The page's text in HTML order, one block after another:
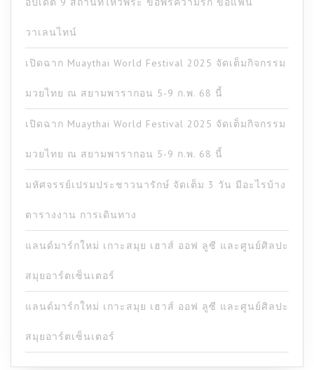
วาเลนไทน์
เปิดฉาก Muaythai World Festival 2025 จัดเต็มกิจกรรม
มวยไทย ณ สยามพารากอน 5-9 ก.พ. 68 นี้
เปิดฉาก Muaythai World Festival 2025 จัดเต็มกิจกรรม
มวยไทย ณ สยามพารากอน 5-9 ก.พ. 68 นี้
มหัศจรรย์เปรมประชาวนารักษ์ จัดเต็ม 3 วัน มีอะไรบ้าง
ตารางงาน การเดินทาง
แลนด์มาร์กใหม่ เกาะสมุย เฮาส์ ออฟ ลูซี และศูนย์ศิลปะ
สมุยอาร์ตเซ็นเตอร์
แลนด์มาร์กใหม่ เกาะสมุย เฮาส์ ออฟ ลูซี และศูนย์ศิลปะ
สมุยอาร์ตเซ็นเตอร์